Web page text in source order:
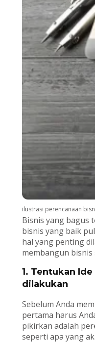
ilustrasi perencanaan
Bisnis yang bagus
bisnis yang baik
hal yang penting
membangun
1. Tentukan
dilakukan
Sebelum Anda
pertama harus
pikirkan adalah
seperti apa yang